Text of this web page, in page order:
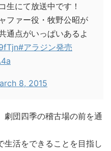
生にて放送中です！
ファー役・牧野公昭が
通点がいっぱいあるよ
#アラジン発売
8, 2015
劇団四季の稽古場の前を通
生活をできることを目指し